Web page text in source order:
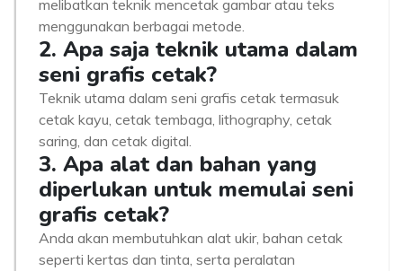
melibatkan teknik mencetak gambar atau teks
menggunakan berbagai metode.
2. Apa saja teknik utama dalam
seni grafis cetak?
Teknik utama dalam seni grafis cetak termasuk
cetak kayu, cetak tembaga, lithography, cetak
saring, dan cetak digital.
3. Apa alat dan bahan yang
diperlukan untuk memulai seni
grafis cetak?
Anda akan membutuhkan alat ukir, bahan cetak
seperti kertas dan tinta, serta peralatan